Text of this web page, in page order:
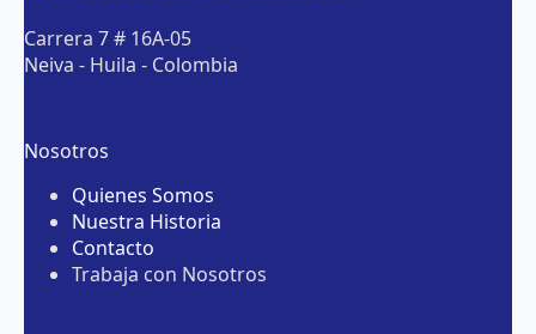
Carrera 7 # 16A-05
Neiva - Huila - Colombia
Nosotros
Quienes Somos
Nuestra Historia
Contacto
Trabaja con Nosotros